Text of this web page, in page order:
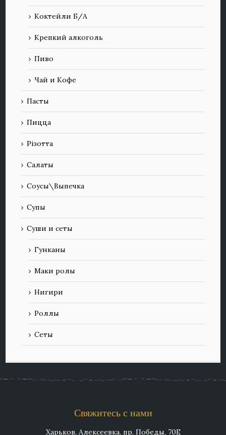
Коктейли Б/А
Крепкий алкоголь
Пиво
Чай и Кофе
Пасты
Пицца
Різотта
Салаты
Соусы\Выпечка
Супы
Суши и сеты
Гунканы
Маки ролы
Нигири
Роллы
Сеты
Свяжитесь с нами
Харьков, Алексеевка, пр. Победы, 70Е